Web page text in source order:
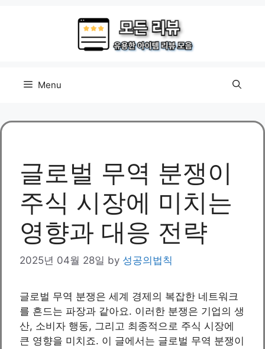
Menu
글로벌 무역 분쟁이
주식 시장에 미치는
영향과 대응 전략
2025년 04월 28일 by 성공의법칙
글로벌 무역 분쟁은 세계 경제의 복잡한 네트워크
를 흔드는 파장과 같아요. 이러한 분쟁은 기업의 생
산, 소비자 행동, 그리고 최종적으로 주식 시장에
큰 영향을 미치죠. 이 글에서는 글로벌 무역 분쟁이